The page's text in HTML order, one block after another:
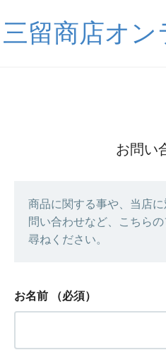
三留商店オ
お問い
商品に関する事や、当店
問い合わせなど、こちら
尋ねください。
お名前 （必須）